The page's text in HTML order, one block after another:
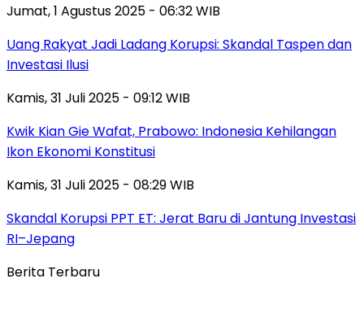
Jumat, 1 Agustus 2025 - 06:32 WIB
Uang Rakyat Jadi Ladang Korupsi: Skandal Taspen dan
Investasi Ilusi
Kamis, 31 Juli 2025 - 09:12 WIB
Kwik Kian Gie Wafat, Prabowo: Indonesia Kehilangan
Ikon Ekonomi Konstitusi
Kamis, 31 Juli 2025 - 08:29 WIB
Skandal Korupsi PPT ET: Jerat Baru di Jantung Investasi
RI–Jepang
Berita Terbaru